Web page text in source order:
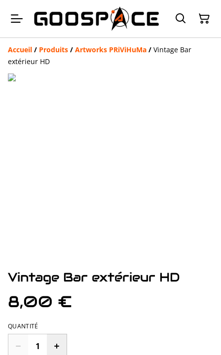
Accueil / Produits / Artworks PRiViHuMa / Vintage Bar
extérieur HD
Vintage Bar extérieur HD
8,00 €
QUANTITÉ